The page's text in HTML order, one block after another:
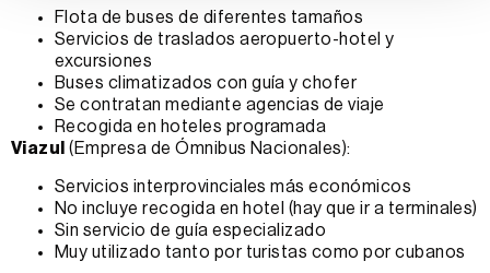
Flota de buses de diferentes tamaños
Servicios de traslados aeropuerto-hotel y
excursiones
Buses climatizados con guía y chofer
Se contratan mediante agencias de viaje
Recogida en hoteles programada
Viazul (Empresa de Ómnibus Nacionales):
Servicios interprovinciales más económicos
No incluye recogida en hotel (hay que ir a terminales)
Sin servicio de guía especializado
Muy utilizado tanto por turistas como por cubanos